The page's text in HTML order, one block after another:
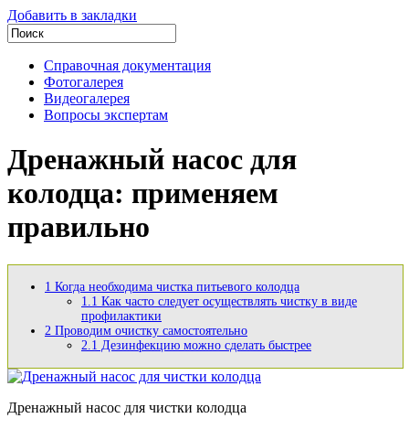
Добавить в закладки
Справочная документация
Фотогалерея
Видеогалерея
Вопросы экспертам
Дренажный насос для
колодца: применяем
правильно
1 Когда необходима чистка питьевого колодца
1.1 Как часто следует осуществлять чистку в виде
профилактики
2 Проводим очистку самостоятельно
2.1 Дезинфекцию можно сделать быстрее
Дренажный насос для чистки колодца